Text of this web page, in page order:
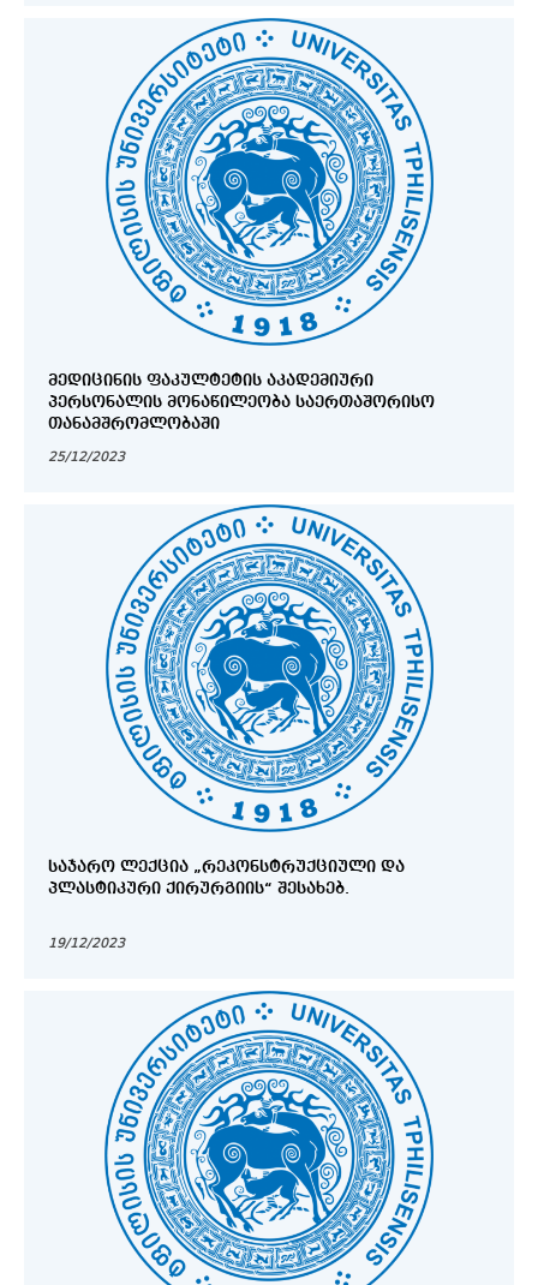
ᲛᲔᲓᲘᲪᲘᲜᲘᲡ ᲤᲐᲙᲣᲚᲢᲔᲢᲘᲡ ᲐᲙᲐᲓᲔᲛᲘᲣᲠᲘ
ᲞᲔᲠᲡᲝᲜᲐᲚᲘᲡ ᲛᲝᲜᲐᲬᲘᲚᲔᲝᲑᲐ ᲡᲐᲔᲠᲗᲐᲨᲝᲠᲘᲡᲝ
ᲗᲐᲜᲐᲛᲨᲠᲝᲛᲚᲝᲑᲐᲨᲘ
25/12/2023
ᲡᲐᲯᲐᲠᲝ ᲚᲔᲥᲪᲘᲐ „ᲠᲔᲙᲝᲜᲡᲢᲠᲣᲥᲪᲘᲣᲚᲘ ᲓᲐ
ᲞᲚᲐᲡᲢᲘᲙᲣᲠᲘ ᲥᲘᲠᲣᲠᲒᲘᲘᲡ“ ᲨᲔᲡᲐᲮᲔᲑ.
19/12/2023